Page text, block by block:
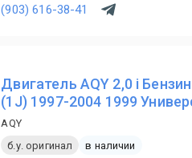
(903) 616-38-41
Двигатель AQY 2,0 i
(1J) 1997-2004 1999
AQY
б.у. оригинал
в наличии